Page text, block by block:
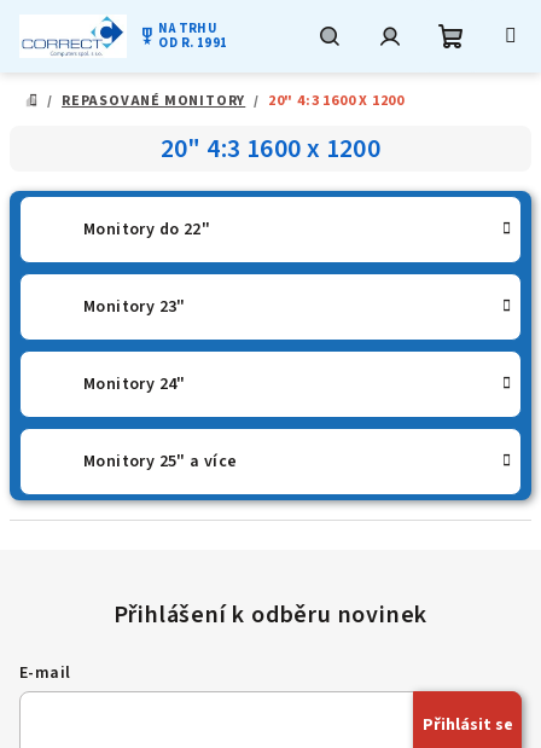
military_tech NA TRHU
OD R. 1991
DOMŮ
/ REPASOVANÉ MONITORY / 20" 4:3 1600 X 1200
20" 4:3 1600 x 1200
Monitory do 22"
Monitory 23"
Monitory 24"
Monitory 25" a více
E-mail
Přihlásit se